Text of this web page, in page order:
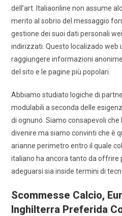
dell’art. Italiaonline non assume
merito al sobrio del messaggio
gestione dei suoi dati personali
indirizzati. Questo localizado web
raggiungere informazioni
del sito e le pagine più popolari.
Abbiamo studiato logiche di
modulabili a seconda delle
di ognuno. Siamo consapevoli
divenire ma siamo convinti che è
arianne perimetro entro il quale
italiano ha ancora tanto da offrire
adeguarsi sia inside termini di
Scommesse Calcio,
Inghilterra Preferida